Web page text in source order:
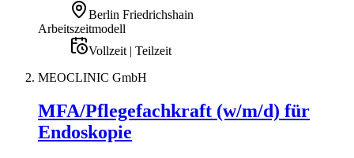
Berlin Friedrichshain
Arbeitszeitmodell
Vollzeit | Teilzeit
MEOCLINIC GmbH
MFA/Pflegefachkraft (w/m/d) für
Endoskopie